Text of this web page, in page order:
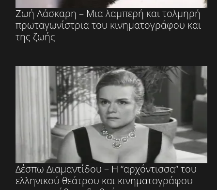
Ζωή Λάσκαρη – Μια λαμπερή και τολμηρή
πρωταγωνίστρια του κινηματογράφου και
της ζωής
Δέσπω Διαμαντίδου – Η “αρχόντισσα” του
ελληνικού θεάτρου και κινηματογράφου